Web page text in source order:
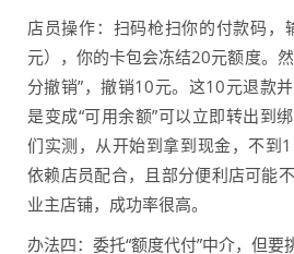
店员操作：扫码枪扫你的付款码，
元），你的卡包会冻结20元额度。
分撤销”，撤销10元。这10元退款
是变成“可用余额”可以立即转出到
们实测，从开始到拿到现金，不到
依赖店员配合，且部分便利店可能
业主店铺，成功率很高。
办法四：委托“额度代付”中介，但要